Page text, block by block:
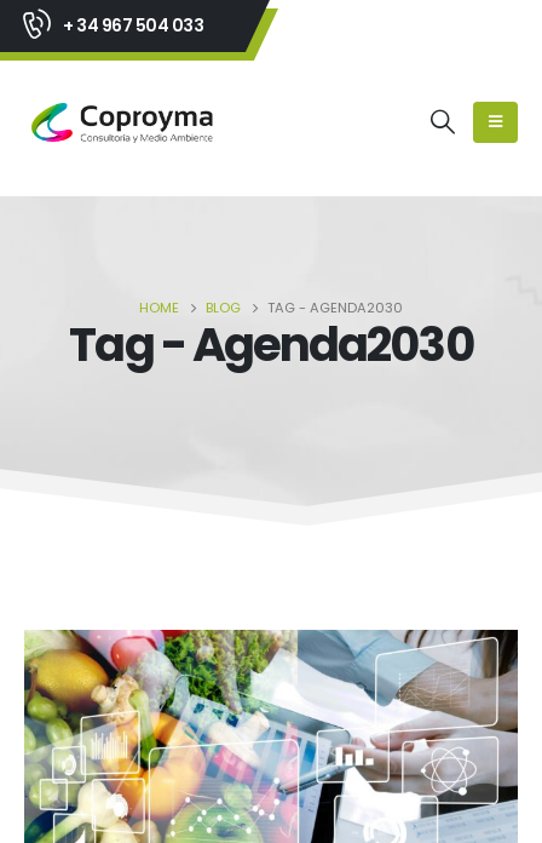
+ 34 967 504 033
HOME BLOG TAG - AGENDA2030
Tag - Agenda2030